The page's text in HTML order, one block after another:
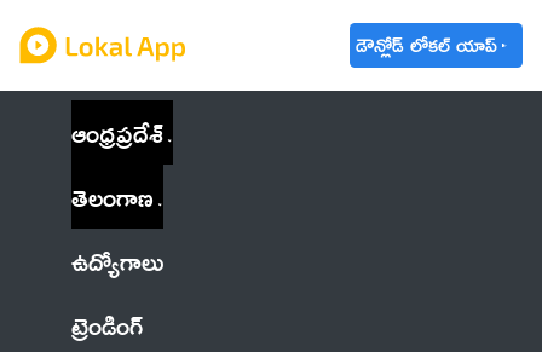
డౌన్లోడ్ లోకల్ యాప్
ఆంధ్రప్రదేశ్
తెలంగాణ
ఉద్యోగాలు
ట్రెండింగ్